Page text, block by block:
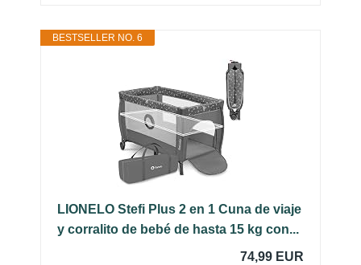
BESTSELLER NO. 6
LIONELO Stefi Plus 2 en 1 Cuna de viaje
y corralito de bebé de hasta 15 kg con...
74,99 EUR